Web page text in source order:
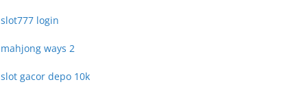
slot777 login
mahjong ways 2
slot gacor depo 10k